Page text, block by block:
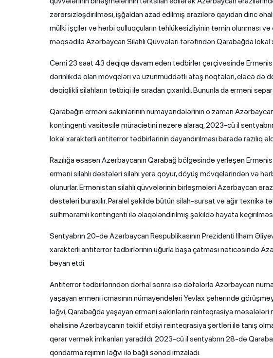
zərərsizləşdirilməsi, işğaldan azad edilmiş ərazilərə qayıdan dinc
mülki işçilər və hərbi qulluqçuların təhlükəsizliyinin təmin olunması
məqsədilə Azərbaycan Silahlı Qüvvələri tərəfindən Qarabağda lokal
Cəmi 23 saat 43 dəqiqə davam edən tədbirlər çərçivəsində
dərinlikdə olan mövqeləri və uzunmüddətli atəş nöqtələri, eləcə də
dəqiqlikli silahların tətbiqi ilə sıradan çıxarıldı. Bununla da erməni
Qarabağın erməni sakinlərinin nümayəndələrinin o zaman
kontingenti vasitəsilə müraciətini nəzərə alaraq, 2023-cü il
lokal xarakterli antiterror tədbirlərinin dayandırılması barədə razılıq
Razılığa əsasən Azərbaycanın Qarabağ bölgəsində yerləşən
erməni silahlı dəstələri silahı yerə qoyur, döyüş mövqelərindən və
olunurlar. Ermənistan silahlı qüvvələrinin birləşmələri Azərbaycan
dəstələri buraxılır. Paralel şəkildə bütün silah-sursat və ağır texnika
sülhməramlı kontingenti ilə əlaqələndirilmiş şəkildə həyata
Sentyabrın 20-də Azərbaycan Respublikasının Prezidenti İlham
xarakterli antiter­ror tədbirlərinin uğurla başa çatması nəticəsində
bəyan etdi.
Antiterror tədbirlərindən dərhal sonra isə dəfələrlə Azərbaycan
yaşayan erməni icmasının nümayəndələri Yevlax şəhərində
ləğvi, Qarabağda yaşayan erməni sakinlərin reinteqrasiya məsələləri
əhalisinə Azərbaycanın təklif etdiyi reinteqrasiya şərtləri ilə tanış
qərar vermək imkanları yaradıldı. 2023-cü il sentyabrın 28-də
qondarma rejimin ləğvi ilə bağlı sənəd imzaladı.